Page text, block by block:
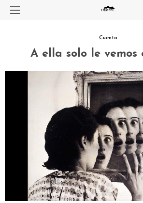
Cuento
A ella solo le vemos